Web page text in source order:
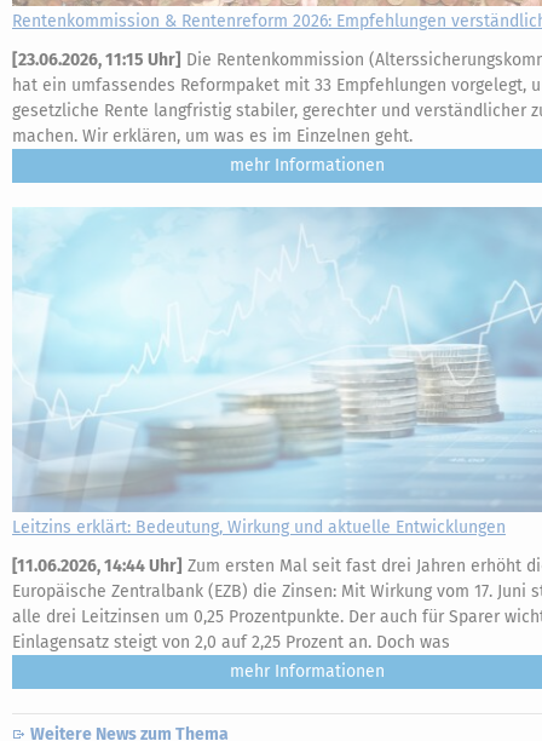
Rentenkommission & Rentenreform 2026: Empfehlungen
[23.06.2026, 11:15 Uhr] Die Rentenkommission
hat ein umfassendes Reformpaket mit 33 Empfehlungen vorgelegt,
gesetzliche Rente langfristig stabiler, gerechter und verständlicher
machen. Wir erklären, um was es im Einzelnen geht.
mehr
Leitzins erklärt: Bedeutung, Wirkung und aktuelle Entwicklungen
[11.06.2026, 14:44 Uhr] Zum ersten Mal seit fast drei Jahren erhöht
Europäische Zentralbank (EZB) die Zinsen: Mit Wirkung vom 17. Juni
alle drei Leitzinsen um 0,25 Prozentpunkte. Der auch für Sparer
Einlagensatz steigt von 2,0 auf 2,25 Prozent an. Doch was
mehr
Weitere News zum Thema